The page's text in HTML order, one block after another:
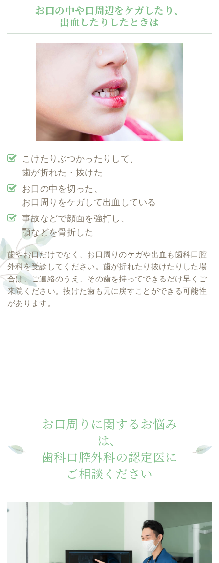
お口の中や口周辺をケガしたり、
出血したりしたときは
こけたりぶつかったりして、
歯が折れた・抜けた
お口の中を切った、
お口周りをケガして出血している
事故などで顔面を強打し、
顎などを骨折した
歯やお口だけでなく、お口周りのケガや出血も歯科口腔
外科を受診してください。歯が折れたり抜けたりした場
合は、ご連絡のうえ、その歯を持ってできるだけ早くご
来院ください。抜けた歯も元に戻すことができる可能性
があります。
お口周りに関するお悩み
は、
歯科口腔外科の認定医に
ご相談ください